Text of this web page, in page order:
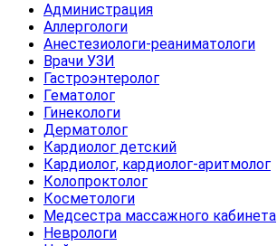
Администрация
Аллергологи
Анестезиологи-реаниматологи
Врачи УЗИ
Гастроэнтеролог
Гематолог
Гинекологи
Дерматолог
Кардиолог детский
Кардиолог, кардиолог-аритмолог
Колопроктолог
Косметологи
Медсестра массажного кабинета
Неврологи